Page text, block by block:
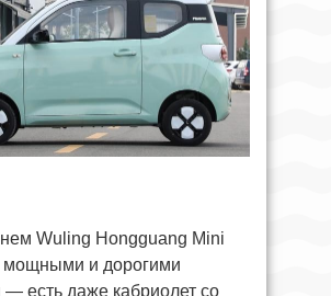
Wuling Hongguang Mini
мощными и дорогими
— есть даже кабриолет со